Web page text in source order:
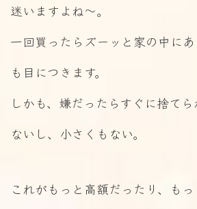
迷いますよね～。
一回買ったらズーッと家の中に
も目につきます。
しかも、嫌だったらすぐに捨て
ないし、小さくもない。
これがもっと高額だったり、も